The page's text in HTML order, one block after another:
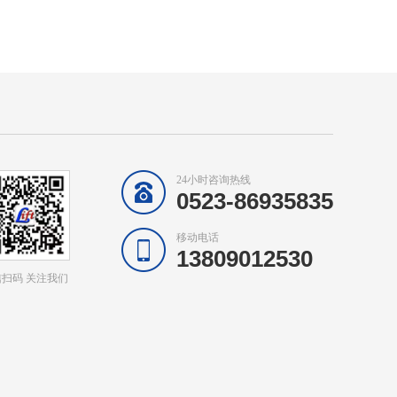
码 关注我们
24小时咨询热线
0523-86935835
移动电话
13809012530